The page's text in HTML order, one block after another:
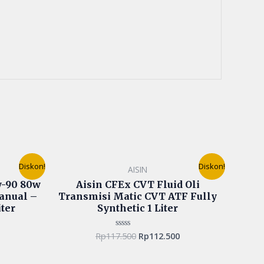
Diskon!
90 80w
–
Current
price
is:
Rp345.000.
Diskon!
AISIN
Aisin CFEx CVT Fluid Oli
Transmisi Matic CVT ATF Fully
Synthetic 1 Liter
Rated
Rp117.500
price
was:
Rp117.500.
Rp112.500
Current
price
is:
Rp112.500.